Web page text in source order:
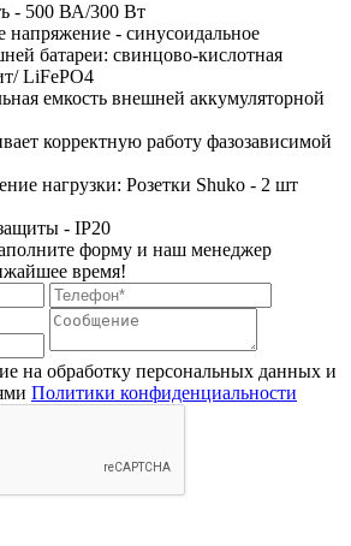
- 500 ВА/300 Вт
напряжение - синусоидальное
батареи: свинцово-кислотная
LiFePO4
емкость внешней аккумуляторной
корректную работу фазозависимой
нагрузки: Розетки Shuko - 2 шт
- IP20
форму и наш менеджер
время!
на обработку персональных данных и
Политики конфиденциальности